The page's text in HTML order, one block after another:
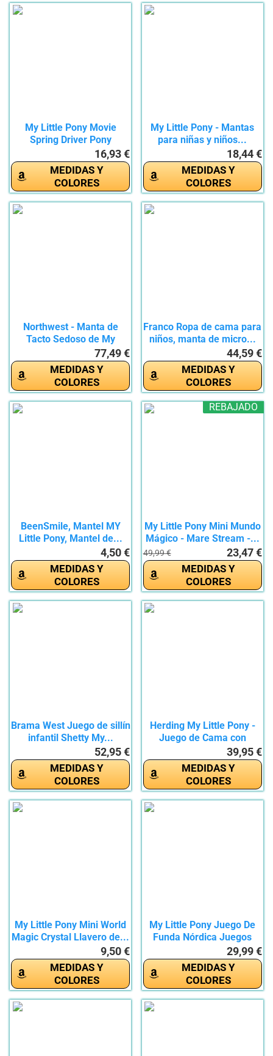
My Little Pony Movie
Spring Driver Pony
16,93 €
MEDIDAS Y
COLORES
My Little Pony - Mantas
para niñas y niños...
18,44 €
MEDIDAS Y
COLORES
Northwest - Manta de
Tacto Sedoso de My
77,49 €
MEDIDAS Y
COLORES
Franco Ropa de cama para
niños, manta de micro...
44,59 €
MEDIDAS Y
COLORES
BeenSmile, Mantel MY
Little Pony, Mantel de...
4,50 €
MEDIDAS Y
COLORES
REBAJADO
My Little Pony Mini Mundo
Mágico - Mare Stream -...
49,99 € 23,47 €
MEDIDAS Y
COLORES
Brama West Juego de sillín
infantil Shetty My...
52,95 €
MEDIDAS Y
COLORES
Herding My Little Pony -
Juego de Cama con
39,95 €
MEDIDAS Y
COLORES
My Little Pony Mini World
Magic Crystal Llavero de...
9,50 €
MEDIDAS Y
COLORES
My Little Pony Juego De
Funda Nórdica Juegos
29,99 €
MEDIDAS Y
COLORES